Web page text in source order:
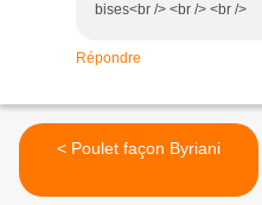
bises<br /> <br /> <br />
Répondre
< Poulet façon Byriani